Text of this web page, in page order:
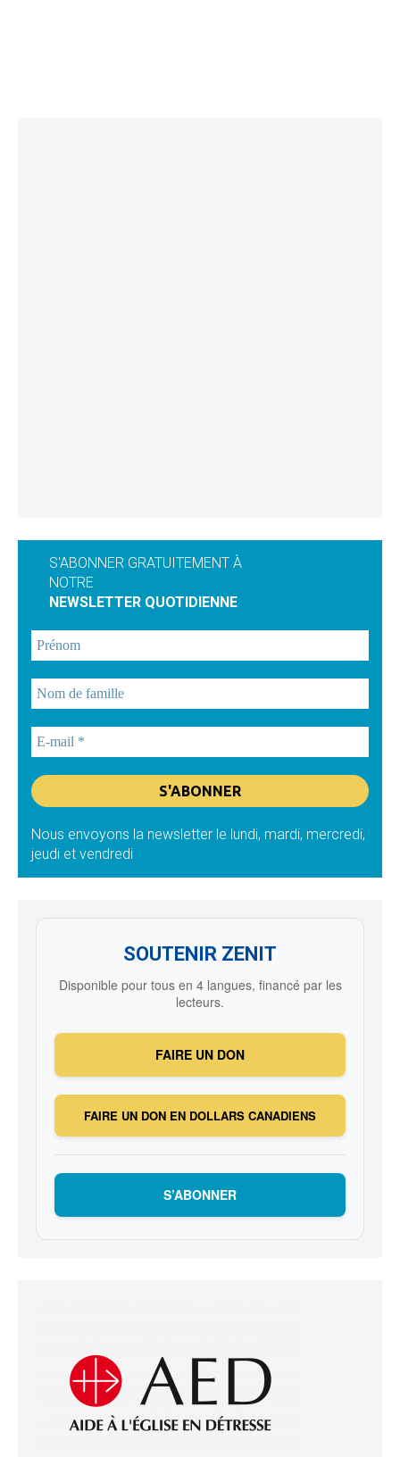
S'ABONNER GRATUITEMENT À
NOTRE
NEWSLETTER QUOTIDIENNE
Nous envoyons la newsletter le lundi, mardi, mercredi,
jeudi et vendredi
SOUTENIR ZENIT
Disponible pour tous en 4 langues, financé par les
lecteurs.
FAIRE UN DON
FAIRE UN DON EN DOLLARS CANADIENS
S’ABONNER